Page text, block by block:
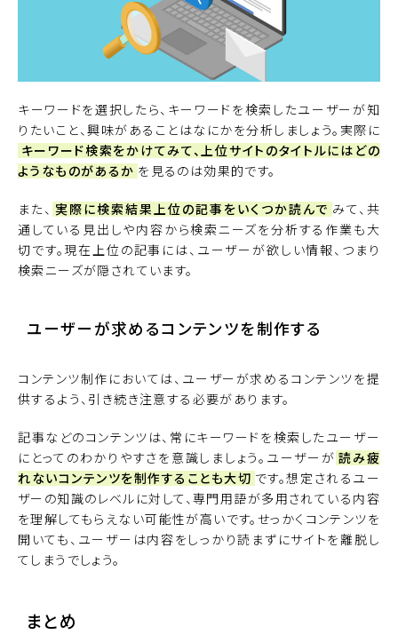
キーワードを選択したら、キーワードを検索したユーザーが知
りたいこと、興味があることはなにかを分析しましょう。実際に
キーワード検索をかけてみて、上位サイトのタイトルにはどの
ようなものがあるか を見るのは効果的です。
また、 実際に検索結果上位の記事をいくつか読んで みて、共
通している見出しや内容から検索ニーズを分析する作業も大
切です。現在上位の記事には、ユーザーが欲しい情報、つまり
検索ニーズが隠されています。
ユーザーが求めるコンテンツを制作する
コンテンツ制作においては、ユーザーが求めるコンテンツを提
供するよう、引き続き注意する必要があります。
記事などのコンテンツは、常にキーワードを検索したユーザー
にとってのわかりやすさを意識しましょう。ユーザーが 読み疲
れないコンテンツを制作することも大切 です。想定されるユー
ザーの知識のレベルに対して、専門用語が多用されている内容
を理解してもらえない可能性が高いです。せっかくコンテンツを
開いても、ユーザーは内容をしっかり読まずにサイトを離脱し
てしまうでしょう。
まとめ